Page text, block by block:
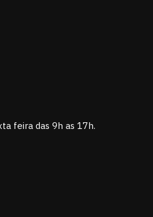
feira das 9h as 17h.